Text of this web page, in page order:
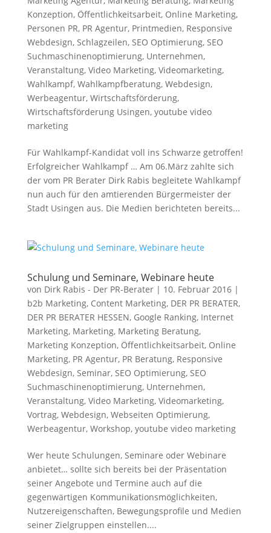
Konzeption, Öffentlichkeitsarbeit, Online Marketing,
Personen PR, PR Agentur, Printmedien, Responsive
Webdesign, Schlagzeilen, SEO Optimierung, SEO
Suchmaschinenoptimierung, Unternehmen,
Veranstaltung, Video Marketing, Videomarketing,
Wahlkampf, Wahlkampfberatung, Webdesign,
Werbeagentur, Wirtschaftsförderung,
Wirtschaftsförderung Usingen, youtube video
marketing
Für Wahlkampf-Kandidat voll ins Schwarze getroffen!
Erfolgreicher Wahlkampf … Am 06.März zahlte sich
der vom PR Berater Dirk Rabis begleitete Wahlkampf
nun auch für den amtierenden Bürgermeister der
Stadt Usingen aus. Die Medien berichteten bereits...
Schulung und Seminare, Webinare heute
von Dirk Rabis - Der PR-Berater| 10. Februar 2016|
b2b Marketing, Content Marketing, DER PR BERATER,
DER PR BERATER HESSEN, Google Ranking, Internet
Marketing, Marketing, Marketing Beratung,
Marketing Konzeption, Öffentlichkeitsarbeit, Online
Marketing, PR Agentur, PR Beratung, Responsive
Webdesign, Seminar, SEO Optimierung, SEO
Suchmaschinenoptimierung, Unternehmen,
Veranstaltung, Video Marketing, Videomarketing,
Vortrag, Webdesign, Webseiten Optimierung,
Werbeagentur, Workshop, youtube video marketing
Wer heute Schulungen, Seminare oder Webinare
anbietet… sollte sich bereits bei der Präsentation
seiner Angebote und Termine auch auf die
gegenwärtigen Kommunikationsmöglichkeiten,
Nutzereigenschaften, Bewegungsprofile und Medien
seiner Zielgruppen einstellen....